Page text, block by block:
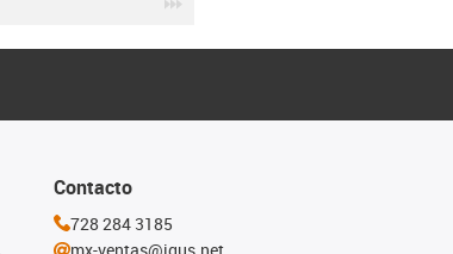
Contacto
728 284 3185